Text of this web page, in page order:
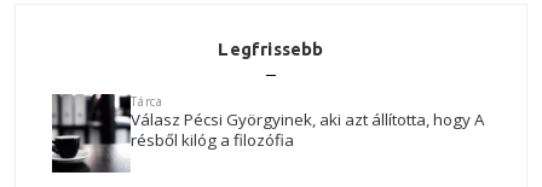
Legfrissebb
Tárca
Válasz Pécsi Györgyinek, aki azt állította, hogy A
résből kilóg a filozófia